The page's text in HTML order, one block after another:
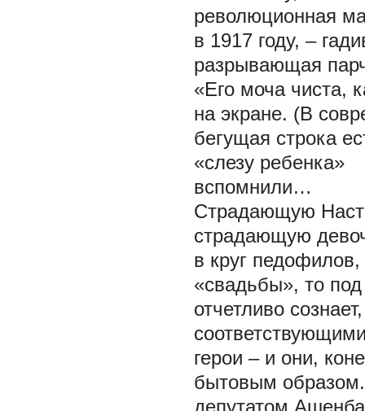
революционная
в 1917 году, –
разрывающая
«Его моча чиста,
на экране. (В
бегущая строка
«слезу ребенка»
вспомнили…
Страдающую
страдающую
в круг
«свадьбы», то
отчетливо
герои – и они,
бытовым
депутатом